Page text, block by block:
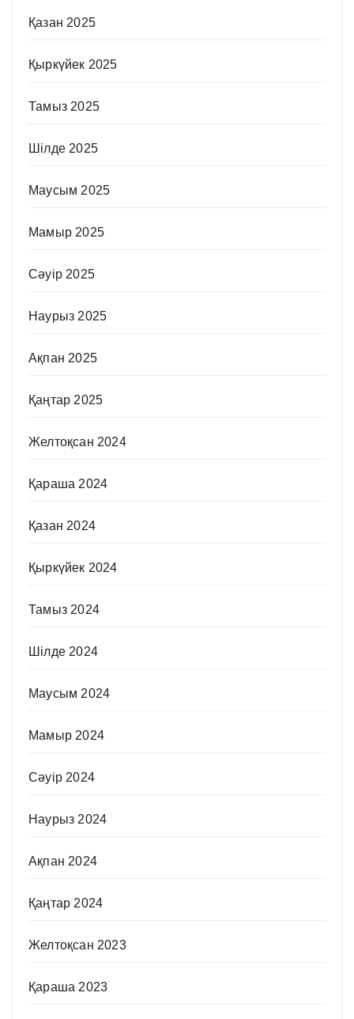
Қазан 2025
Қыркүйек 2025
Тамыз 2025
Шілде 2025
Маусым 2025
Мамыр 2025
Сәуір 2025
Наурыз 2025
Ақпан 2025
Қаңтар 2025
Желтоқсан 2024
Қараша 2024
Қазан 2024
Қыркүйек 2024
Тамыз 2024
Шілде 2024
Маусым 2024
Мамыр 2024
Сәуір 2024
Наурыз 2024
Ақпан 2024
Қаңтар 2024
Желтоқсан 2023
Қараша 2023